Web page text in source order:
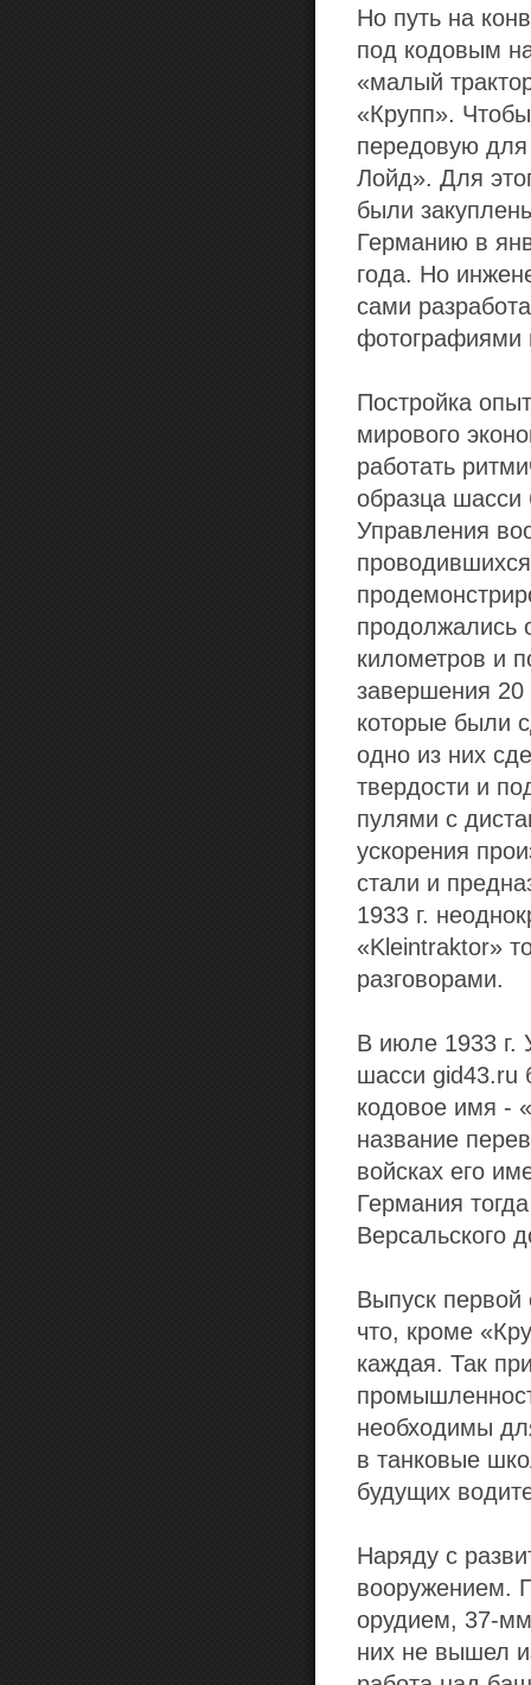
Но путь на
под кодовым
«малый
«Крупп».
передовую для
Лойд». Для
были
Германию в
года. Но
сами
фотографиями
Постройка
мирового
работать
образца
Управления
продолжались
километров и
завершения 20
которые были
одно из них
твердости и
пулями с
ускорения
стали и
1933 г.
«Kleintraktor»
разговорами.
В июле 1933 г.
шасси gid43.ru
кодовое имя -
название
войсках его
Германия
Версальского
Выпуск первой
что, кроме
каждая. Так
необходимы
в танковые
будущих
Наряду с
вооружением.
орудием, 37-
них не вышел